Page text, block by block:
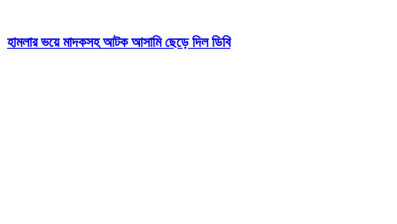
হামলার ভয়ে মাদকসহ আটক আসামি ছেড়ে দিল ডিবি